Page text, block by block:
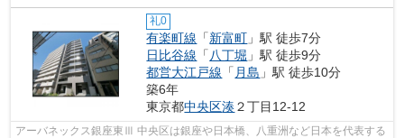
礼0
有楽町線 「新富町 」駅 徒歩7分
日比谷線 「 八丁堀 」駅 徒歩9分
都営大江戸線 「 月島 」駅 徒歩10分
築6年
東京都中央区湊２丁目12-12
アーバネックス銀座東Ⅲ 中央区は銀座や日本橋、八重洲など日本を代表する